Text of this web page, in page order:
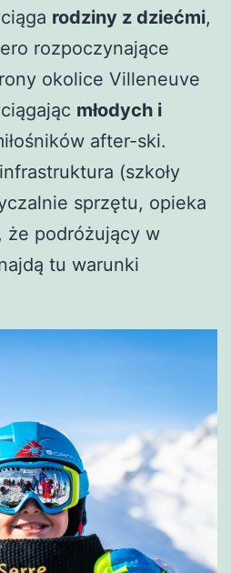
rodziny z dziećmi,
rozpoczynające
okolice Villeneuve
młodych i
after-ski.
(szkoły
sprzętu, opieka
że podróżujący w
tu warunki